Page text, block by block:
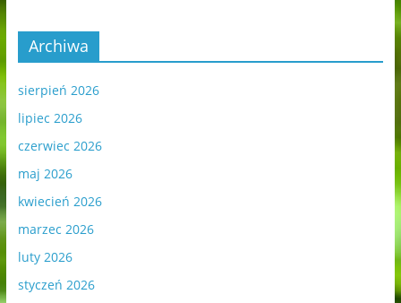
Archiwa
sierpień 2026
lipiec 2026
czerwiec 2026
maj 2026
kwiecień 2026
marzec 2026
luty 2026
styczeń 2026